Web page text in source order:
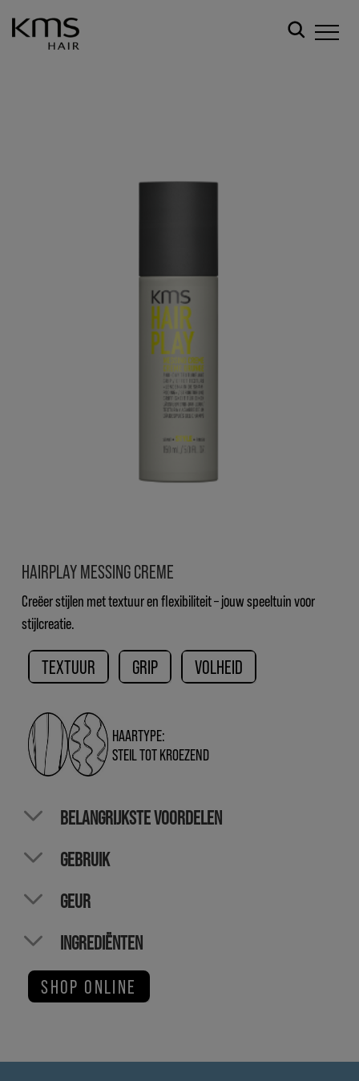
HAIRPLAY MESSING CREME
Creëer stijlen met textuur en flexibiliteit – jouw speeltuin voor
stijlcreatie.
TEXTUUR GRIP VOLHEID
HAARTYPE:
STEIL TOT KROEZEND
BELANGRIJKSTE VOORDELEN
GEBRUIK
GEUR
INGREDIËNTEN
SHOP ONLINE